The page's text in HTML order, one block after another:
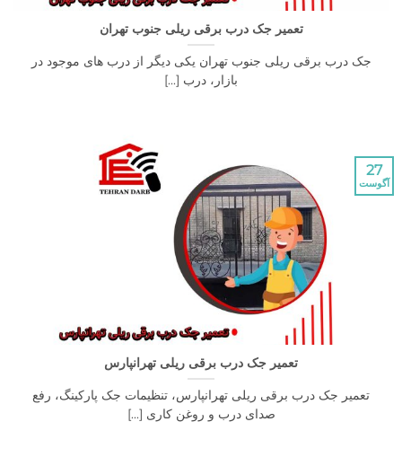
تعمیر جک درب برقی ریلی جنوب تهران
برقی ریلی جنوب تهران یکی دیگر از درب های موجود در
بازار، درب [...]
تعمیر جک درب برقی ریلی تهرانپارس
جک درب برقی ریلی تهرانپارس، تنظیمات جک پارکینگ، رفع
صدای درب و روغن کاری [...]